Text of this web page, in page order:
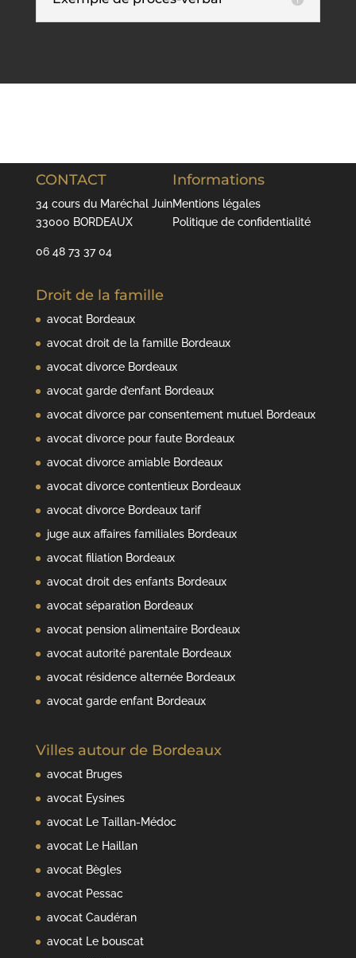
CONTACT
34 cours du Maréchal Juin
33000 BORDEAUX
06 48 73 37 04
Informations
Mentions légales
Politique de confidentialité
Droit de la famille
avocat Bordeaux
avocat droit de la famille Bordeaux
avocat divorce Bordeaux
avocat garde d’enfant Bordeaux
avocat divorce par consentement mutuel Bordeaux
avocat divorce pour faute Bordeaux
avocat divorce amiable Bordeaux
avocat divorce contentieux Bordeaux
avocat divorce Bordeaux tarif
juge aux affaires familiales Bordeaux
avocat filiation Bordeaux
avocat droit des enfants Bordeaux
avocat séparation Bordeaux
avocat pension alimentaire Bordeaux
avocat autorité parentale Bordeaux
avocat résidence alternée Bordeaux
avocat garde enfant Bordeaux
Villes autour de Bordeaux
avocat Bruges
avocat Eysines
avocat Le Taillan-Médoc
avocat Le Haillan
avocat Bègles
avocat Pessac
avocat Caudéran
avocat Le bouscat